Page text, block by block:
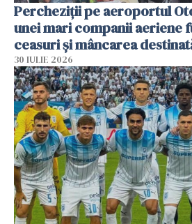
Percheziții pe aeroportul
unei mari companii aeriene
ceasuri și mâncarea
30 IULIE 2026